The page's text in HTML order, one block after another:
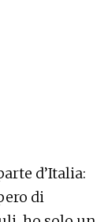
d’Italia:
di